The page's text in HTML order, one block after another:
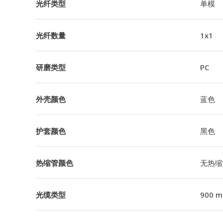
光纤类型 单模
光纤数量 1x1
研磨类型 PC
外壳颜色 蓝色
护套颜色 黑色
热缩管颜色 无热
光缆类型 900